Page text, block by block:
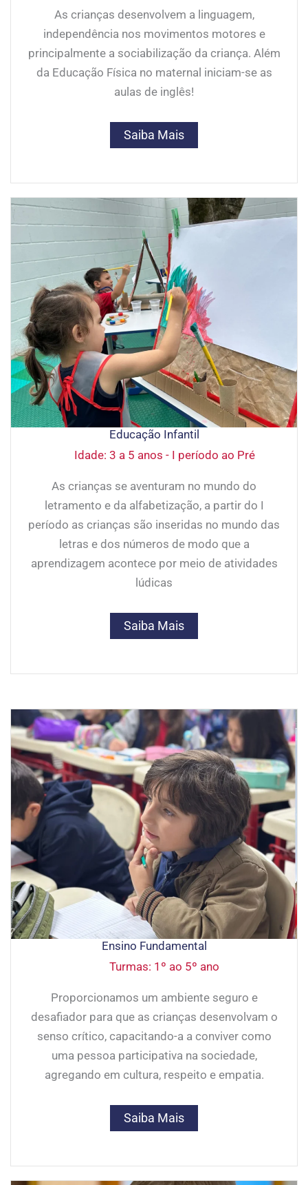
As crianças desenvolvem a linguagem,
independência nos movimentos motores e
principalmente a sociabilização da criança. Além
da Educação Física no maternal iniciam-se as
aulas de inglês!
Saiba Mais
Educação Infantil
Idade: 3 a 5 anos - I período ao Pré
As crianças se aventuram no mundo do
letramento e da alfabetização, a partir do I
período as crianças são inseridas no mundo das
letras e dos números de modo que a
aprendizagem acontece por meio de atividades
lúdicas
Saiba Mais
Ensino Fundamental
Turmas: 1º ao 5º ano
Proporcionamos um ambiente seguro e
desafiador para que as crianças desenvolvam o
senso crítico, capacitando-a a conviver como
uma pessoa participativa na sociedade,
agregando em cultura, respeito e empatia.
Saiba Mais